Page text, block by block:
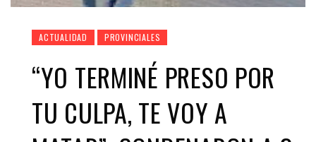
ACTUALIDAD PROVINCIALES
“YO TERMINÉ PRESO POR
TU CULPA, TE VOY A